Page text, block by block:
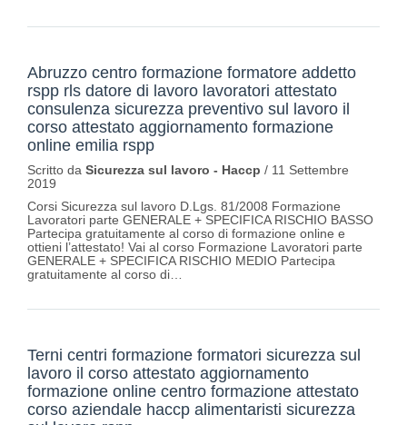
Abruzzo centro formazione formatore addetto
rspp rls datore di lavoro lavoratori attestato
consulenza sicurezza preventivo sul lavoro il
corso attestato aggiornamento formazione
online emilia rspp
Scritto da Sicurezza sul lavoro - Haccp / 11 Settembre
2019
Corsi Sicurezza sul lavoro D.Lgs. 81/2008 Formazione
Lavoratori parte GENERALE + SPECIFICA RISCHIO BASSO
Partecipa gratuitamente al corso di formazione online e
ottieni l’attestato! Vai al corso Formazione Lavoratori parte
GENERALE + SPECIFICA RISCHIO MEDIO Partecipa
gratuitamente al corso di…
Terni centri formazione formatori sicurezza sul
lavoro il corso attestato aggiornamento
formazione online centro formazione attestato
corso aziendale haccp alimentaristi sicurezza